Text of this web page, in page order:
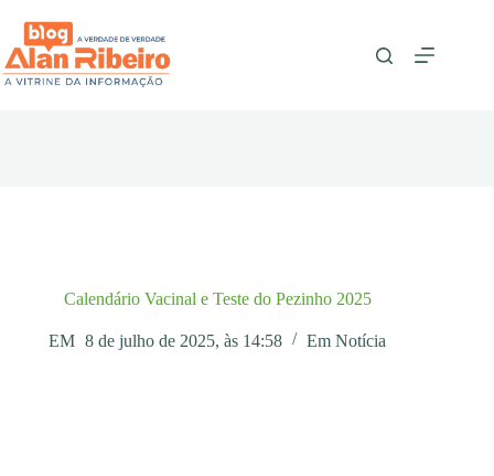
para
conteúdo
Calendário Vacinal e Teste do Pezinho 2025
EM 8 de julho de 2025, às 14:58 Em Notícia